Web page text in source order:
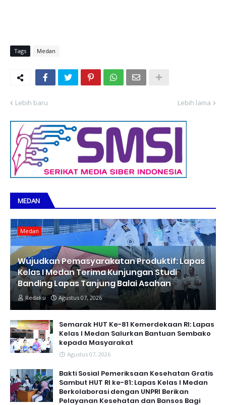
Tags Medan
Lebih baru Lebih lama
MEDAN
Medan
Wujudkan Pemasyarakatan Produktif: Lapas
Kelas I Medan Terima Kunjungan Studi
Banding Lapas Tanjung Balai Asahan
Redaksi Agustus 07, 2026
Semarak HUT Ke-81 Kemerdekaan RI: Lapas
Kelas I Medan Salurkan Bantuan Sembako
kepada Masyarakat
Agustus 07, 2026
Bakti Sosial Pemeriksaan Kesehatan Gratis
Sambut HUT RI ke-81: Lapas Kelas I Medan
Berkolaborasi dengan UNPRI Berikan
Pelayanan Kesehatan dan Bansos Bagi